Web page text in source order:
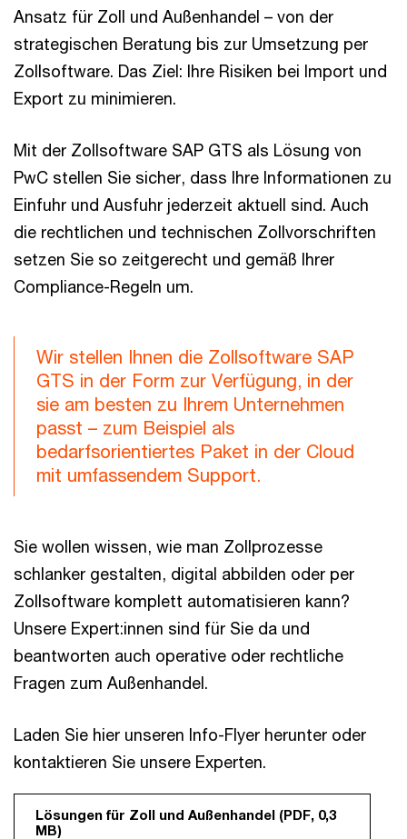
Ansatz für Zoll und Außenhandel – von der
strategischen Beratung bis zur Umsetzung per
Zollsoftware. Das Ziel: Ihre Risiken bei Import und
Export zu minimieren.
Mit der Zollsoftware SAP GTS als Lösung von
PwC stellen Sie sicher, dass Ihre Informationen zu
Einfuhr und Ausfuhr jederzeit aktuell sind. Auch
die rechtlichen und technischen Zollvorschriften
setzen Sie so zeitgerecht und gemäß Ihrer
Compliance-Regeln um.
Wir stellen Ihnen die Zollsoftware SAP
GTS in der Form zur Verfügung, in der
sie am besten zu Ihrem Unternehmen
passt – zum Beispiel als
bedarfsorientiertes Paket in der Cloud
mit umfassendem Support.
Sie wollen wissen, wie man Zollprozesse
schlanker gestalten, digital abbilden oder per
Zollsoftware komplett automatisieren kann?
Unsere Expert:innen sind für Sie da und
beantworten auch operative oder rechtliche
Fragen zum Außenhandel.
Laden Sie hier unseren Info-Flyer herunter oder
kontaktieren Sie unsere Experten.
Lösungen für Zoll und Außenhandel (PDF, 0,3
MB)